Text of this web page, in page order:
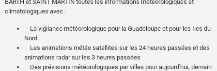
BARTH et SAINT MARTIN toutes les informations météorologiques et
climatologiques avec :
La vigilance météorologique pour la Guadeloupe et pour les Iles du
Nord
Les animations météo satellites sur les 24 heures passées et des
animations radar sur les 3 heures passées
Des prévisions météorologiques par villes pour aujourd'hui, demain